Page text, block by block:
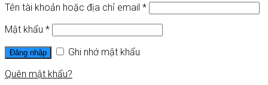
Tên tài khoản hoặc địa chỉ email *
Mật khẩu *
Đăng nhập
Ghi nhớ mật khẩu
Quên mật khẩu?